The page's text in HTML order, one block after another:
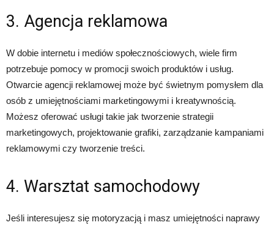
3. Agencja reklamowa
W dobie internetu i mediów społecznościowych, wiele firm
potrzebuje pomocy w promocji swoich produktów i usług.
Otwarcie agencji reklamowej może być świetnym pomysłem dla
osób z umiejętnościami marketingowymi i kreatywnością.
Możesz oferować usługi takie jak tworzenie strategii
marketingowych, projektowanie grafiki, zarządzanie kampaniami
reklamowymi czy tworzenie treści.
4. Warsztat samochodowy
Jeśli interesujesz się motoryzacją i masz umiejętności naprawy